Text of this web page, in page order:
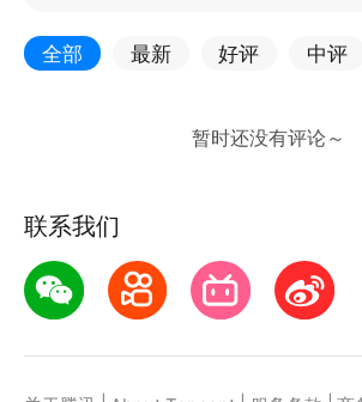
全部 最新 好评 中评
联系我们